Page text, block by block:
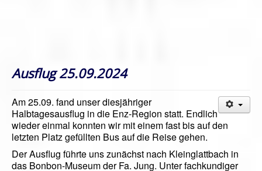
Ausflug 25.09.2024
Am 25.09. fand unser diesjähriger
Halbtagesausflug in die Enz-Region statt. Endlich
wieder einmal konnten wir mit einem fast bis auf den
letzten Platz gefüllten Bus auf die Reise gehen.
Der Ausflug führte uns zunächst nach Kleinglattbach in
das Bonbon-Museum der Fa. Jung. Unter fachkundiger